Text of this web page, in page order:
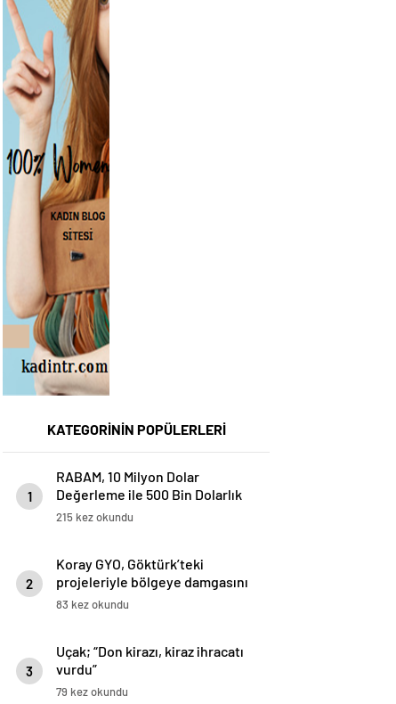
KATEGORİNİN POPÜLERLERİ
1
RABAM, 10 Milyon Dolar
Değerleme ile 500 Bin Dolarlık
Yatırım Aldı
215 kez okundu
2
Koray GYO, Göktürk’teki
projeleriyle bölgeye damgasını
vuruyor
83 kez okundu
3
Uçak; “Don kirazı, kiraz ihracatı
vurdu”
79 kez okundu